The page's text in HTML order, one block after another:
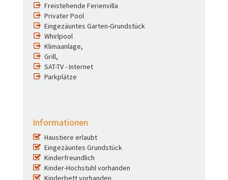
Freistehende Ferienvilla
Privater Pool
Eingezäuntes Garten-Grundstück
Whirlpool
Klimaanlage,
Grill,
SAT-TV - Internet
Parkplätze
Informationen
Haustiere erlaubt
Eingezäuntes Grundstück
Kinderfreundlich
Kinder-Hochstuhl vorhanden
Kinderbett vorhanden